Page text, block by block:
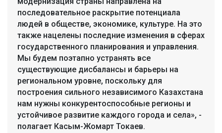
последовательное раскрытие потенциала
людей в обществе, экономике, культуре. На это
также нацелены последние изменения в сферах
государственного планирования и управления.
Мы будем поэтапно устранять все
существующие дисбалансы и барьеры на
региональном уровне, поскольку для
построения сильного независимого Казахстана
нам нужны конкурентоспособные регионы и
устойчивое развитие каждого города и села», -
полагает Касым-Жомарт Токаев.